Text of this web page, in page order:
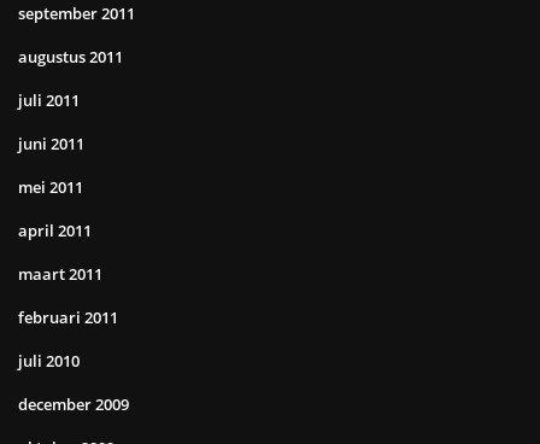
september 2011
augustus 2011
juli 2011
juni 2011
mei 2011
april 2011
maart 2011
februari 2011
juli 2010
december 2009